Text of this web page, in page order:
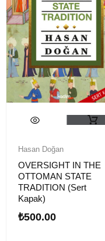
Hasan Doğan
OVERSIGHT IN THE
OTTOMAN STATE
TRADITION (Sert
Kapak)
₺500.00